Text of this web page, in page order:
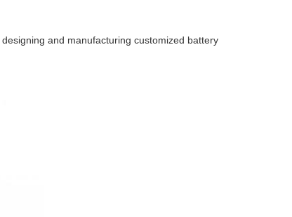
and manufacturing customized battery